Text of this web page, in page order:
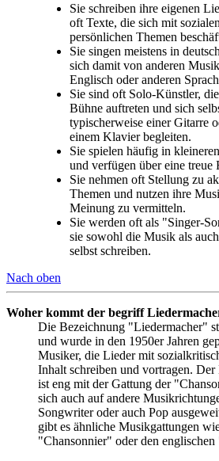
Sie schreiben ihre eigenen
oft Texte, die sich mit
persönlichen Themen
Sie singen meistens in
sich damit von anderen
Englisch oder anderen
Sie sind oft Solo-Künstler,
Bühne auftreten und sich
typischerweise einer Gitarre
einem Klavier begleiten.
Sie spielen häufig in
und verfügen über eine treue
Sie nehmen oft Stellung zu
Themen und nutzen ihre
Meinung zu vermitteln.
Sie werden oft als "Singer-
sie sowohl die Musik als
selbst schreiben.
Nach oben
Woher kommt der begriff
Die Bezeichnung "Liedermacher"
und wurde in den 1950er Jahren
Musiker, die Lieder mit
Inhalt schreiben und vortragen.
ist eng mit der Gattung der
sich auch auf andere
Songwriter oder auch Pop
gibt es ähnliche Musikgattungen
"Chansonnier" oder den